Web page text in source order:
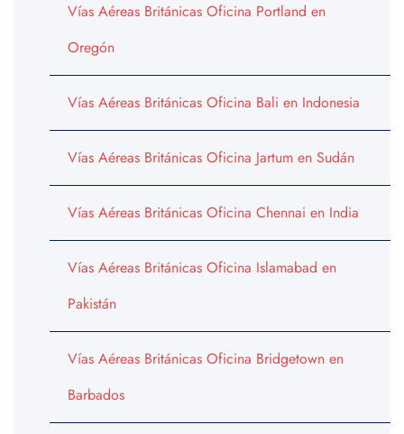
Vías Aéreas Británicas Oficina Portland en
Oregón
Vías Aéreas Británicas Oficina Bali en Indonesia
Vías Aéreas Británicas Oficina Jartum en Sudán
Vías Aéreas Británicas Oficina Chennai en India
Vías Aéreas Británicas Oficina Islamabad en
Pakistán
Vías Aéreas Británicas Oficina Bridgetown en
Barbados